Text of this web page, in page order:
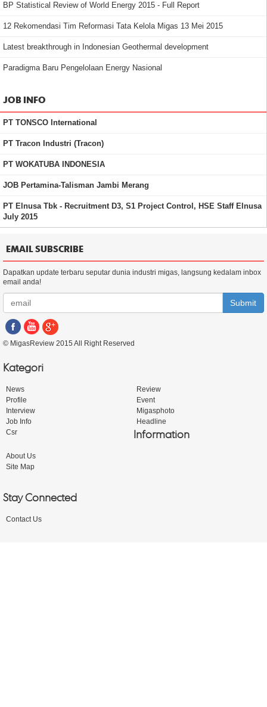
BP Statistical Review of World Energy 2015 - Full Report
12 Rekomendasi Tim Reformasi Tata Kelola Migas 13 Mei 2015
Latest breakthrough in Indonesian Geothermal development
Paradigma Baru Pengelolaan Energy Nasional
JOB INFO
PT TONSCO International
PT Tracon Industri (Tracon)
PT WOKATUBA INDONESIA
JOB Pertamina-Talisman Jambi Merang
PT Elnusa Tbk - Recruitment D3, S1 Project Control, HSE Staff Elnusa
July 2015
EMAIL SUBSCRIBE
Dapatkan update terbaru seputar dunia industri migas, langsung kedalam inbox
email anda!
Submit
© MigasReview 2015 All Right Reserved
Kategori
News
Review
Profile
Event
Interview
Migasphoto
Job Info
Headline
Csr
Information
About Us
Site Map
Stay Connected
Contact Us